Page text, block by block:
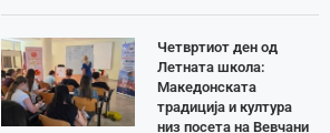
Четвртиот ден од
Летната школа:
Македонската
традиција и култура
низ посета на Вевчани